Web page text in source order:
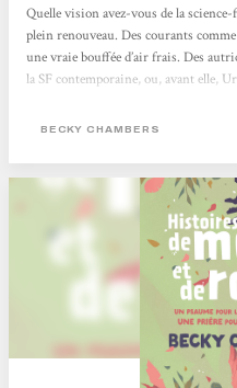
Quelle vision avez-vous de la
plein renouveau. Des courants
une vraie bouffée d’air frais. Des
la SF contemporaine, ou, avant elle,
académique. C’est ce courant-là qui
Mathieu Bablet > Lire tout l'article <
BECKY CHAMBERS